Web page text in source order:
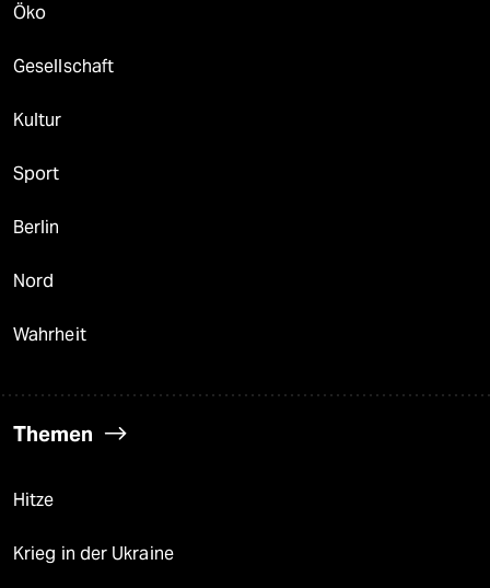
Öko
Gesellschaft
Kultur
Sport
Berlin
Nord
Wahrheit
Themen
Hitze
Krieg in der Ukraine